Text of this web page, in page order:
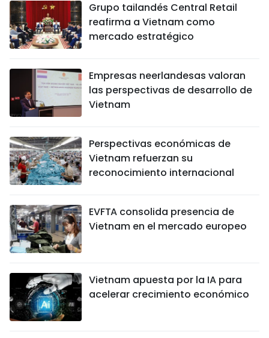
Grupo tailandés Central Retail
reafirma a Vietnam como
mercado estratégico
Empresas neerlandesas valoran
las perspectivas de desarrollo de
Vietnam
Perspectivas económicas de
Vietnam refuerzan su
reconocimiento internacional
EVFTA consolida presencia de
Vietnam en el mercado europeo
Vietnam apuesta por la IA para
acelerar crecimiento económico